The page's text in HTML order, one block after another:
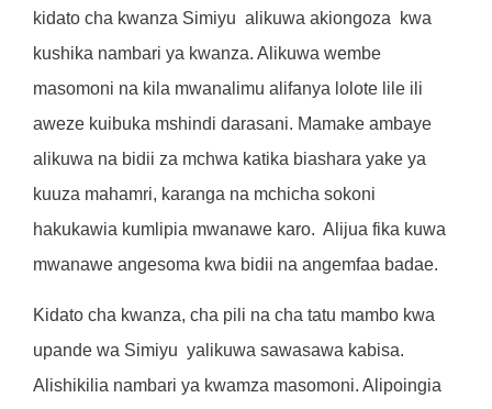
kidato cha kwanza Simiyu alikuwa akiongoza
kwa
kushika nambari ya kwanza. Alikuwa wembe
masomoni na kila mwanalimu alifanya lolote lile ili
aweze kuibuka mshindi darasani. Mamake ambaye
alikuwa na bidii za mchwa katika biashara yake ya
kuuza mahamri, karanga na mchicha sokoni
hakukawia kumlipia mwanawe karo. Alijua fika kuwa
mwanawe angesoma kwa bidii na angemfaa badae.
Kidato cha kwanza, cha pili na cha tatu mambo kwa
upande wa Simiyu yalikuwa sawasawa kabisa.
Alishikilia nambari ya kwamza masomoni. Alipoingia